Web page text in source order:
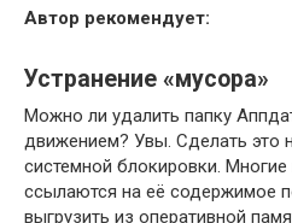
Автор рекомендует:
Устранение «мусора»
Можно ли удалить папку
движением? Увы. Сделать это
системной блокировки.
ссылаются на её содержимое
выгрузить из оперативной